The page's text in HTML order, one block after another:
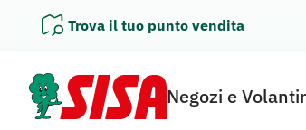
Trova il tuo punto vendita
Negozi e